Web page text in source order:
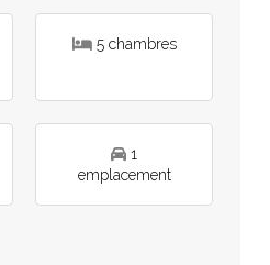
5 chambres
1
emplacement